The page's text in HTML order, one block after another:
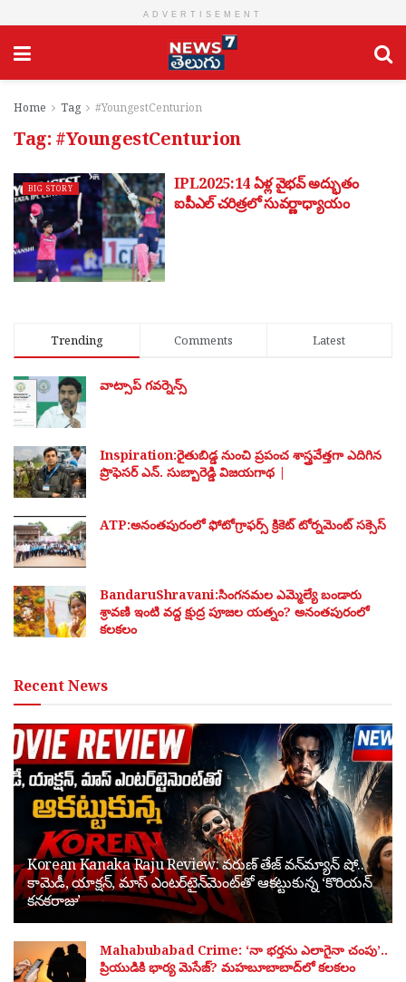
ADVERTISEMENT
Home Tag #YoungestCenturion
Tag: #YoungestCenturion
BIG STORY
IPL2025:14 ఏళ్ల వైభవ్ అద్భుతం
ఐపీఎల్ చరిత్రలో సువర్ణాధ్యాయం
Trending Comments Latest
వాట్సాప్ గవర్నెన్స్
Inspiration:రైతుబిడ్డ నుంచి ప్రపంచ శాస్త్రవేత్తగా ఎదిగిన
ప్రొఫెసర్ ఎన్. సుబ్బారెడ్డి విజయగాథ |
ATP:అనంతపురంలో ఫోటోగ్రాఫర్స్ క్రికెట్ టోర్నమెంట్ సక్సెస్
BandaruShravani:సింగనమల ఎమ్మెల్యే బండారు
శ్రావణి ఇంటి వద్ద క్షుద్ర పూజల యత్నం? అనంతపురంలో
కలకలం
Recent News
Korean Kanaka Raju Review: వరుణ్ తేజ్ వన్‌మ్యాన్ షో..
కామెడీ, యాక్షన్, మాస్ ఎంటర్‌టైన్‌మెంట్‌తో ఆకట్టుకున్న ‘కొరియన్
కనకరాజు’
Mahabubabad Crime: ‘నా భర్తను ఎలాగైనా చంపు’..
ప్రియుడికి భార్య మెసేజ్? మహబూబాబాద్‌లో కలకలం